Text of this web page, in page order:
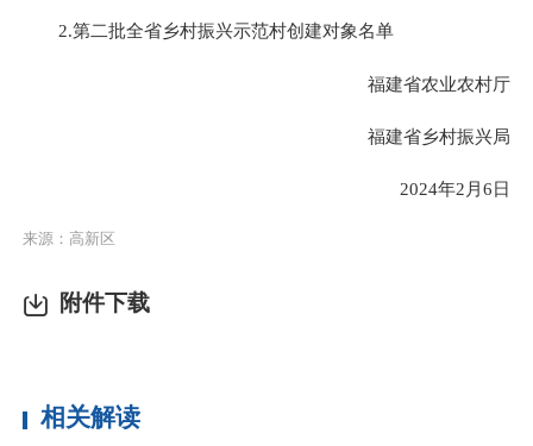
2.第二批全省乡村振兴示范村创建对象名单
福建省农业农村厅
福建省乡村振兴局
2024年2月6日
来源：高新区
附件下载
相关解读